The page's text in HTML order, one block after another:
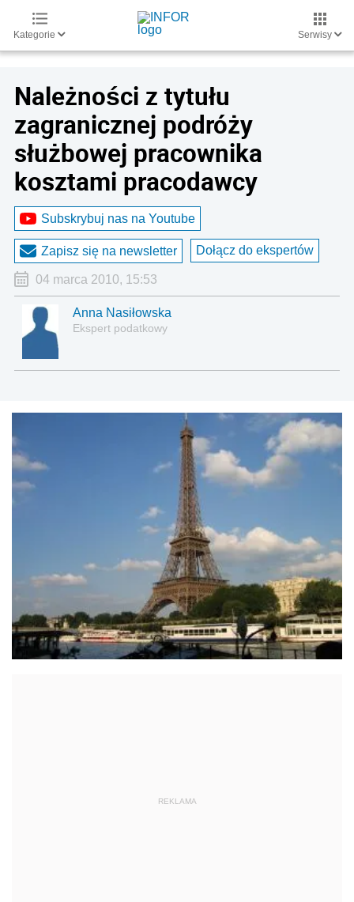
Kategorie Serwisy
Należności z tytułu
zagranicznej podróży
służbowej pracownika
kosztami pracodawcy
Subskrybuj nas na Youtube
Zapisz się na newsletter Dołącz do ekspertów
04 marca 2010, 15:53
Anna Nasiłowska
Ekspert podatkowy